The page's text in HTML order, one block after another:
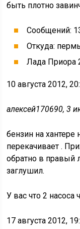
быть плотно
Сообщений:
Откуда: пермь
Лада Приора
10 августа 2012,
алексей170690, 3
бензин на
перекачивает .
обратно в правый
заглушил.
У вас что 2 насоса
17 августа 2012,